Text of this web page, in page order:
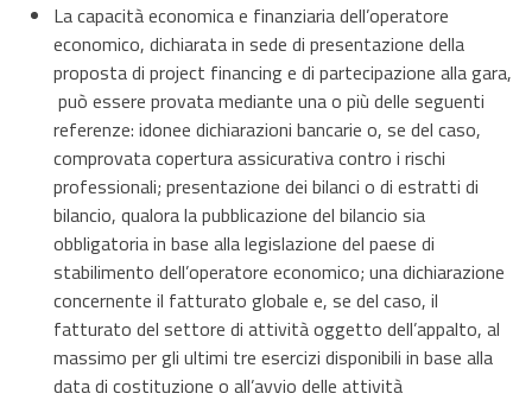
La capacità economica e finanziaria dell’operatore
economico, dichiarata in sede di presentazione della
proposta di project financing e di partecipazione alla gara,
può essere provata mediante una o più delle seguenti
referenze: idonee dichiarazioni bancarie o, se del caso,
comprovata copertura assicurativa contro i rischi
professionali; presentazione dei bilanci o di estratti di
bilancio, qualora la pubblicazione del bilancio sia
obbligatoria in base alla legislazione del paese di
stabilimento dell’operatore economico; una dichiarazione
concernente il fatturato globale e, se del caso, il
fatturato del settore di attività oggetto dell’appalto, al
massimo per gli ultimi tre esercizi disponibili in base alla
data di costituzione o all’avvio delle attività